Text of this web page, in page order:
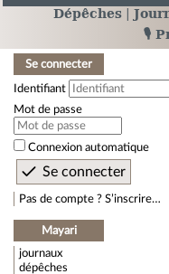
Dépêches
🎙️
Se connecter
Identifiant
Mot de passe
Connexion automatique
Pas de compte ? S’inscrire…
Mayari
journaux
dépêches